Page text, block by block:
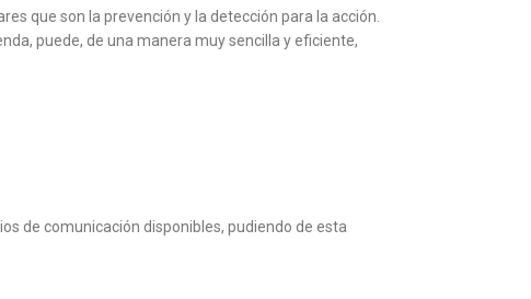
que son la prevención y la detección para la acción.
puede, de una manera muy sencilla y eficiente,
de comunicación disponibles, pudiendo de esta